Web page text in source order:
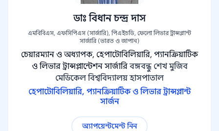
ডাঃ বিধান চন্দ্র দাস
এমবিবিএস, এফসিপিএস (সার্জারি), পিএইচডি, ফেলো লিভার ট্রান্সপ্লান্ট
সার্জারি (ভারত ও জাপান)
চেয়ারম্যান ও অধ্যাপক, হেপাটোবিলিয়ারি, প্যানক্রিয়াটিক
ও লিভার ট্রান্সপ্লান্টেশন সার্জারি বঙ্গবন্ধু শেখ মুজিব
মেডিকেল বিশ্ববিদ্যালয় হাসপাতাল
হেপাটোবিলিয়ারি, প্যানক্রিয়াটিক ও লিভার ট্রান্সপ্লান্ট
সার্জন
অ্যাপয়েন্টমেন্ট নিন